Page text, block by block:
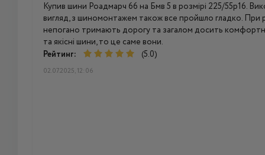
Купив шини Роадмарч 66 на Бмв 5 в розмірі 225/55р16.
вигляд, з шиномонтажем також все пройшло гладко. При
непогано тримають дорогу та загалом досить
та якісні шини, то це саме вони.
Рейтинг:
(5.0)
02.07.2025, 12:06